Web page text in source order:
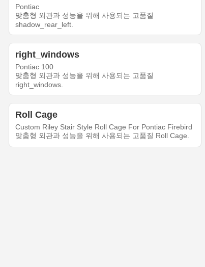
Pontiac
맞춤형 외관과 성능을 위해 사용되는 고품질
shadow_rear_left.
right_windows
Pontiac 100
맞춤형 외관과 성능을 위해 사용되는 고품질
right_windows.
Roll Cage
Custom Riley Stair Style Roll Cage For Pontiac Firebird
맞춤형 외관과 성능을 위해 사용되는 고품질 Roll Cage.